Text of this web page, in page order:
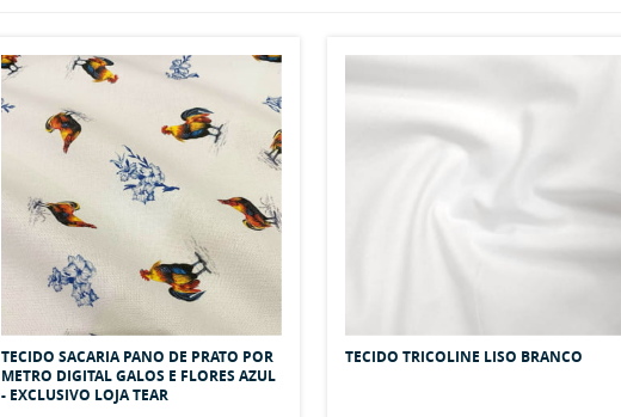
TECIDO SACARIA PANO DE PRATO POR
METRO DIGITAL GALOS E FLORES AZUL
- EXCLUSIVO LOJA TEAR
TECIDO TRICOLINE LISO BRANCO